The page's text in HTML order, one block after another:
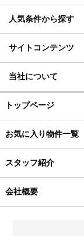
人気条件から探す
サイトコンテンツ
当社について
トップページ
お気に入り物件一覧
スタッフ紹介
会社概要